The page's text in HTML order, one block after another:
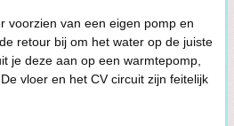
voorzien van een eigen pomp en
retour bij om het water op de juiste
je deze aan op een warmtepomp,
vloer en het CV circuit zijn feitelijk